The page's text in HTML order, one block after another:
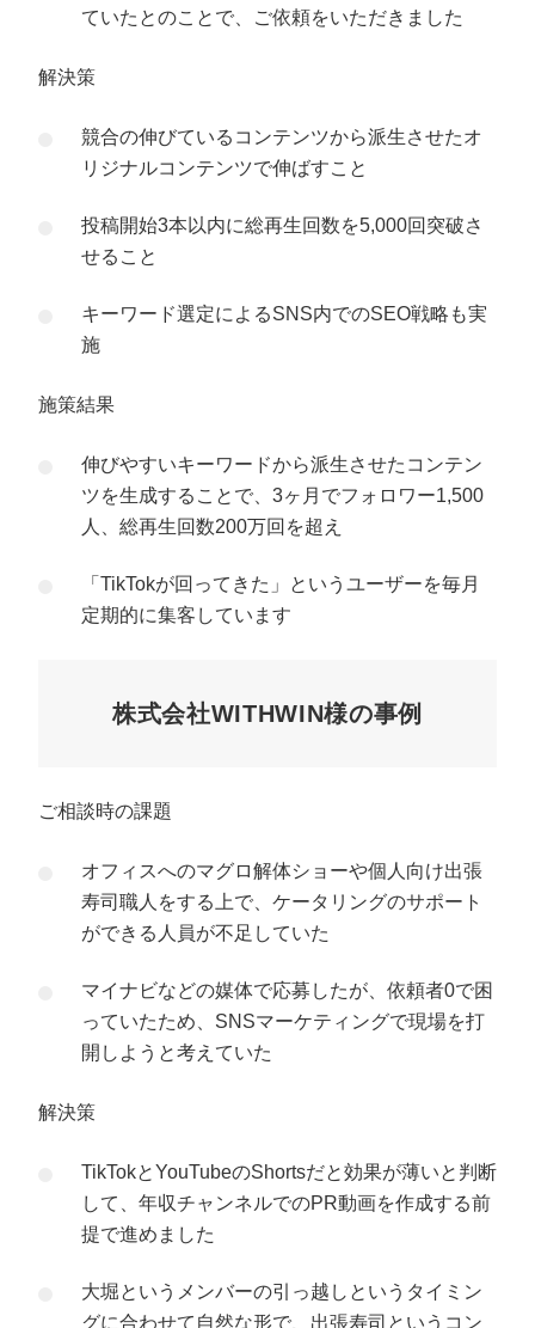
ていたとのことで、ご依頼をいただきました
解決策
競合の伸びているコンテンツから派生させたオ
リジナルコンテンツで伸ばすこと
投稿開始3本以内に総再生回数を5,000回突破さ
せること
キーワード選定によるSNS内でのSEO戦略も実
施
施策結果
伸びやすいキーワードから派生させたコンテン
ツを生成することで、3ヶ月でフォロワー1,500
人、総再生回数200万回を超え
「TikTokが回ってきた」というユーザーを毎月
定期的に集客しています
株式会社WITHWIN様の事例
ご相談時の課題
オフィスへのマグロ解体ショーや個人向け出張
寿司職人をする上で、ケータリングのサポート
ができる人員が不足していた
マイナビなどの媒体で応募したが、依頼者0で困
っていたため、SNSマーケティングで現場を打
開しようと考えていた
解決策
TikTokとYouTubeのShortsだと効果が薄いと判断
して、年収チャンネルでのPR動画を作成する前
提で進めました
大堀というメンバーの引っ越しというタイミン
グに合わせて自然な形で、出張寿司というコン